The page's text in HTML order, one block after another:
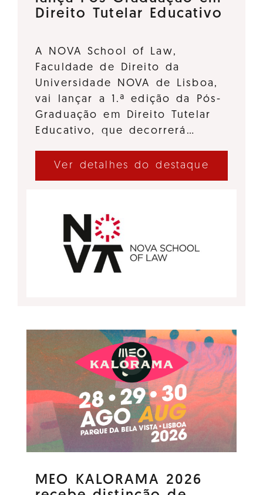
Direito Tutelar Educativo
A NOVA School of Law,
Faculdade de Direito da
Universidade NOVA de Lisboa,
vai lançar a 1.ª edição da Pós-
Graduação em Direito Tutelar
Educativo, que decorrerá…
Ver detalhes do destaque
MEO KALORAMA 2026